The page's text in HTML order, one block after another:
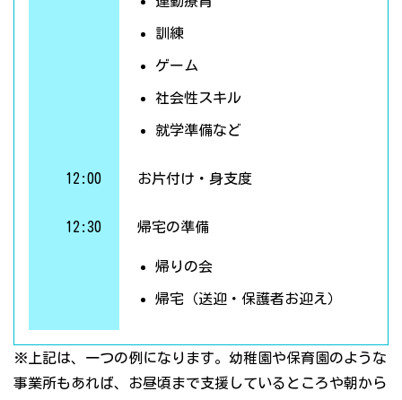
訓練
ゲーム
社会性スキル
就学準備など
12:00 お片付け・身支度
12:30 帰宅の準備
帰りの会
帰宅（送迎・保護者お迎え）
※上記は、一つの例になります。幼稚園や保育園のような
事業所もあれば、お昼頃まで支援しているところや朝から